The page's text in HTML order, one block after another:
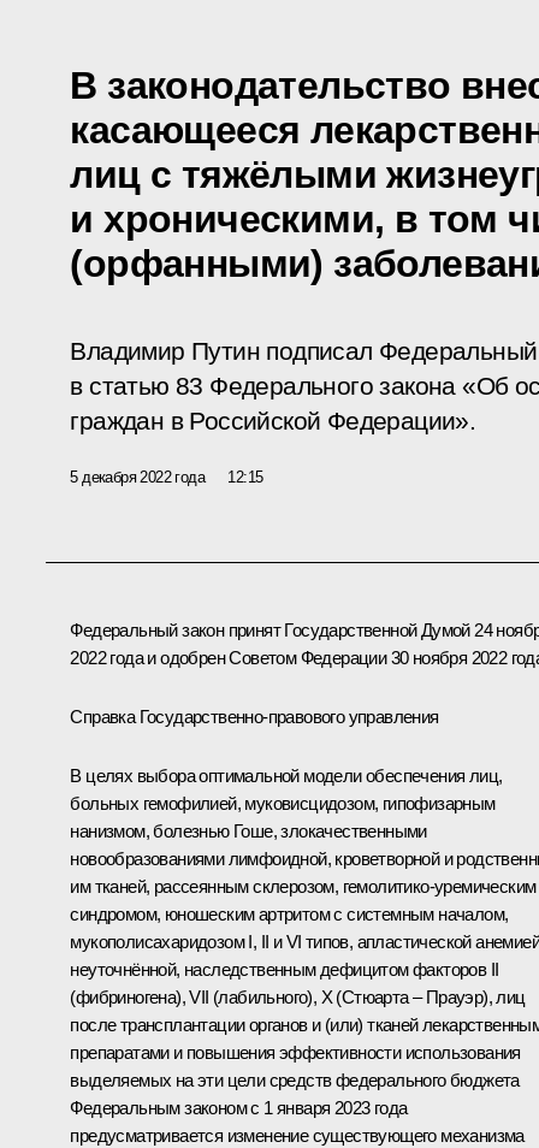
В законодательство
касающееся
лиц с тяжёлыми
и хроническими, в том
(орфанными)
Владимир Путин подписал
в статью 83 Федерального закона «Об
граждан в Российской Федерации».
5 декабря 2022 года 12:15
Федеральный закон принят Государственной Думой 24
2022 года и одобрен Советом Федерации 30 ноября 2022
Справка Государственно-правового управления
В целях выбора оптимальной модели обеспечения лиц,
больных гемофилией, муковисцидозом, гипофизарным
нанизмом, болезнью Гоше, злокачественными
новообразованиями лимфоидной, кроветворной и
им тканей, рассеянным склерозом, гемолитико-уремическим
синдромом, юношеским артритом с системным началом,
мукополисахаридозом I, II и VI типов, апластической анемией
неуточнённой, наследственным дефицитом факторов II
(фибриногена), VII (лабильного), X (Стюарта – Прауэр), лиц
после трансплантации органов и (или) тканей
препаратами и повышения эффективности использования
выделяемых на эти цели средств федерального бюджета
Федеральным законом с 1 января 2023 года
предусматривается изменение существующего механизма